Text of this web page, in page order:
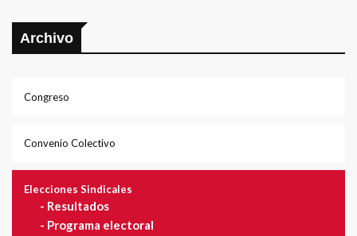
Archivo
Congreso
Convenio Colectivo
Elecciones Sindicales
- Resultados
- Programa electoral